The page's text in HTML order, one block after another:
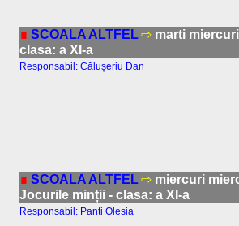
∎ SCOALA ALTFEL ⇨ marti
clasa: a XI-a
Responsabil: Călușeriu Dan
∎ SCOALA ALTFEL ⇨ miercuri
Jocurile minții - clasa: a XI-a
Responsabil: Panti Olesia